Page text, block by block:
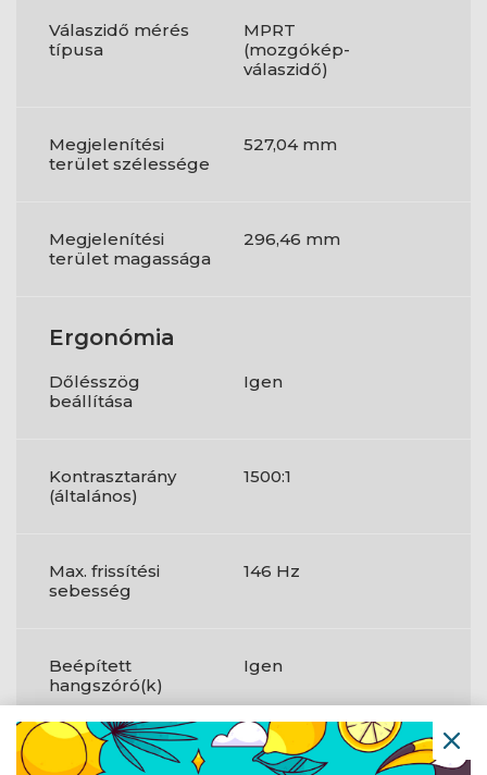
Válaszidő mérés
típusa
MPRT
(mozgókép-
válaszidő)
Megjelenítési
terület szélessége
527,04 mm
Megjelenítési
terület magassága
296,46 mm
Ergonómia
Dőlésszög
beállítása
Igen
Kontrasztarány
(általános)
1500:1
Max. frissítési
sebesség
146 Hz
Beépített
hangszóró(k)
Igen
HDMI portok